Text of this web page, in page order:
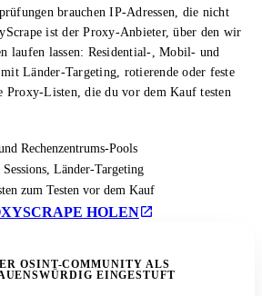
brauchen IP-Adressen, die nicht
ist der Proxy-Anbieter, über den wir
laufen lassen: Residential-, Mobil- und
Länder-Targeting, rotierende oder feste
Proxy-Listen, die du vor dem Kauf testen
Rechenzentrums-Pools
Länder-Targeting
zum Testen vor dem Kauf
HOLEN
OSINT-COMMUNITY ALS
EINGESTUFT